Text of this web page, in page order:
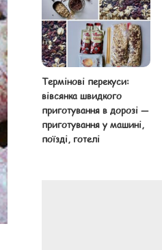
Термінові перекуси:
вівсянка швидкого
приготування в дорозі —
приготування у машині,
поїзді, готелі